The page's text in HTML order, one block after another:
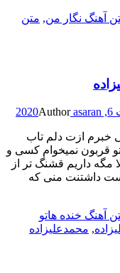
آهنگ نگار من, متن
Authorasaran
خبرم ازت دلم تاب
قربون نمیخوام کسی و
مگه داریم قشنگ تر از
داشتنت منی که
آهنگ خنده هاتو
, محمدعلیزاده